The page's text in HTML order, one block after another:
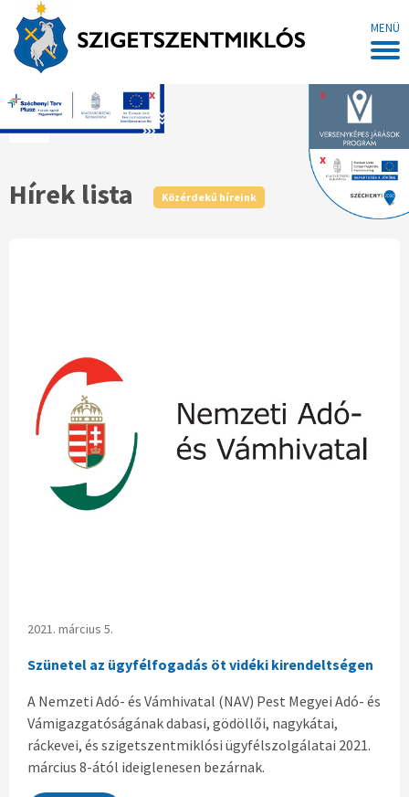
MENÜ
x
x
x
Főoldal
Hírek lista Közérdekű híreink
2021. március 5.
Szünetel az ügyfélfogadás öt vidéki kirendeltségen
A Nemzeti Adó- és Vámhivatal (NAV) Pest Megyei Adó- és
Vámigazgatóságának dabasi, gödöllői, nagykátai,
ráckevei, és szigetszentmiklósi ügyfélszolgálatai 2021.
március 8-ától ideiglenesen bezárnak.